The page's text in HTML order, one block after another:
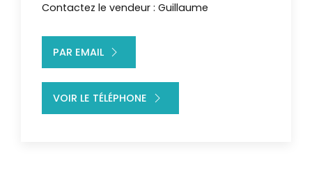
Contactez le vendeur : Guillaume
PAR EMAIL
VOIR LE TÉLÉPHONE